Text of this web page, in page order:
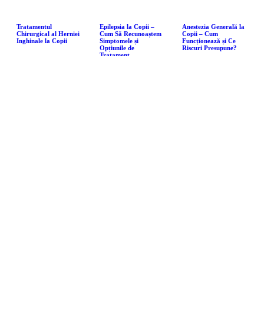
Tratamentul
Chirurgical al Herniei
Inghinale la Copii
Epilepsia la Copii –
Cum Să Recunoaștem
Simptomele și
Opțiunile de
Tratament
Anestezia Generală la
Copii – Cum
Funcționează și Ce
Riscuri Presupune?